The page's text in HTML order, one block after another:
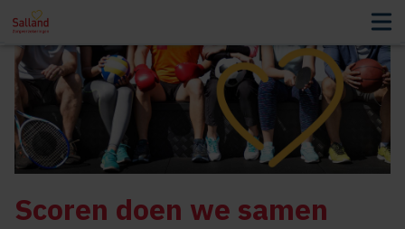
Scoren doen we samen